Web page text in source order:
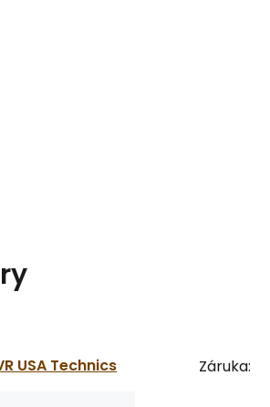
USA Technics Záruka: